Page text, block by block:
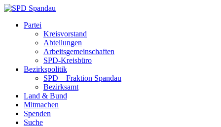
Skip
content
SpandauPartei
Kreisvorstand
Abteilungen
Arbeitsgemeinschaften
SPD-Kreisbüro
Bezirkspolitik
SPD – Fraktion Spandau
Bezirksamt
Land & Bund
Mitmachen
Spenden
Suche